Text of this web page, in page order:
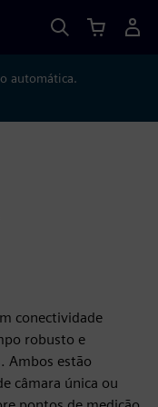
automática.
conectividade
robusto e
Ambos estão
câmara única ou